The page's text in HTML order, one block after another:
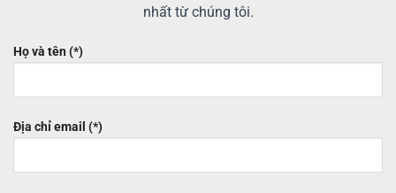
nhất từ chúng tôi.
Họ và tên (*)
Địa chỉ email (*)